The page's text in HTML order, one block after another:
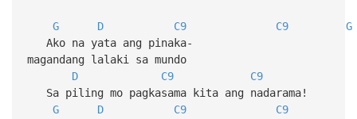
G D C9 C9
G
Ako na yata ang pinaka-
magandang lalaki sa mundo
D
C9
C9
Sa piling mo pagkasama kita ang nadarama!
G
D C9
C9